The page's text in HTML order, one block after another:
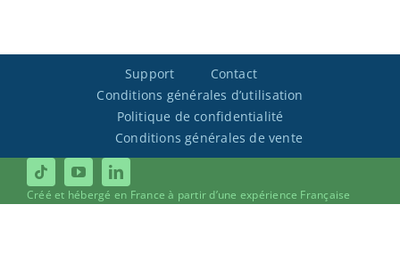
Support
Contact
Conditions générales d’utilisation
Politique de confidentialité
Conditions générales de vente
Créé et hébergé en France à partir d’une expérience Française